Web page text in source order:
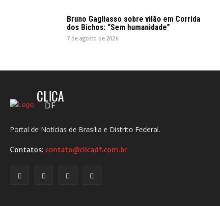
Bruno Gagliasso sobre vilão em Corrida
dos Bichos: “Sem humanidade”
7 de agosto de 2026
CLICA
DF
Portal de Notícias de Brasília e Distrito Federal.
Contatos: contato@clicadf.com.br